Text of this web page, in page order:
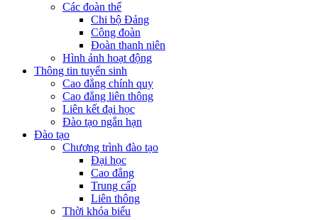
Các đoàn thể
Chi bộ Đảng
Công đoàn
Đoàn thanh niên
Hình ảnh hoạt động
Thông tin tuyển sinh
Cao đẳng chính quy
Cao đẳng liên thông
Liên kết đại học
Đào tạo ngắn hạn
Đào tạo
Chương trình đào tạo
Đại học
Cao đẳng
Trung cấp
Liên thông
Thời khóa biểu